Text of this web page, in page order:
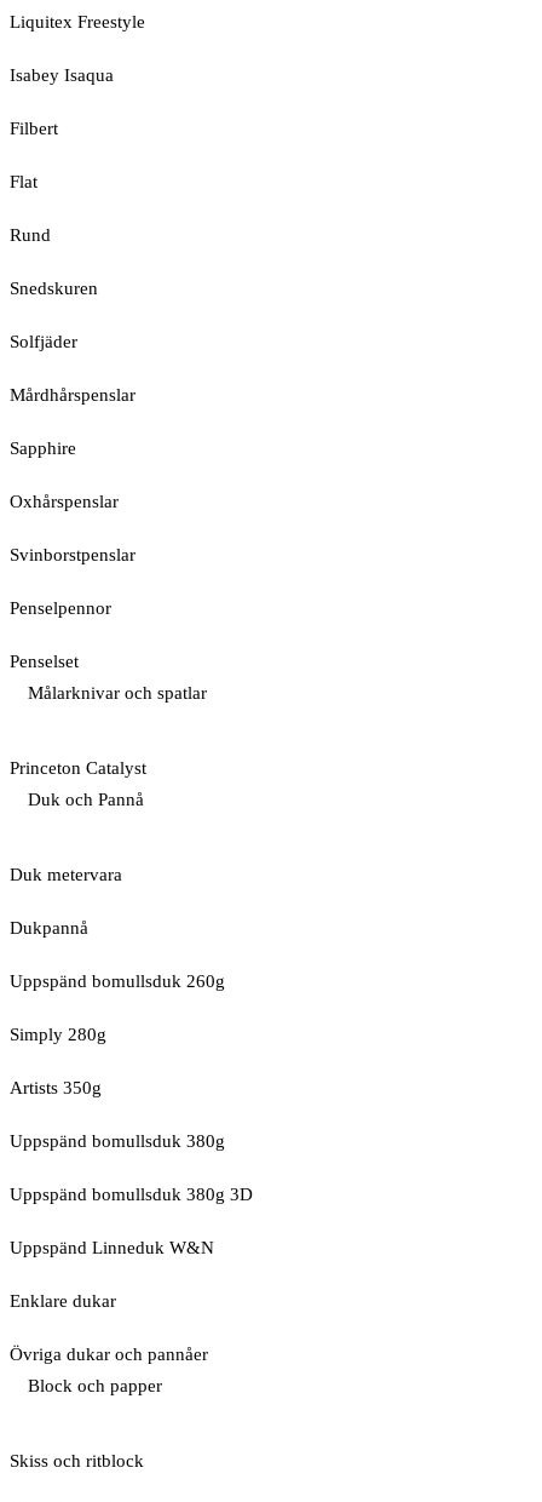
Liquitex Freestyle
Isabey Isaqua
Filbert
Flat
Rund
Snedskuren
Solfjäder
Mårdhårspenslar
Sapphire
Oxhårspenslar
Svinborstpenslar
Penselpennor
Penselset
Målarknivar och spatlar
Princeton Catalyst
Duk och Pannå
Duk metervara
Dukpannå
Uppspänd bomullsduk 260g
Simply 280g
Artists 350g
Uppspänd bomullsduk 380g
Uppspänd bomullsduk 380g 3D
Uppspänd Linneduk W&N
Enklare dukar
Övriga dukar och pannåer
Block och papper
Skiss och ritblock